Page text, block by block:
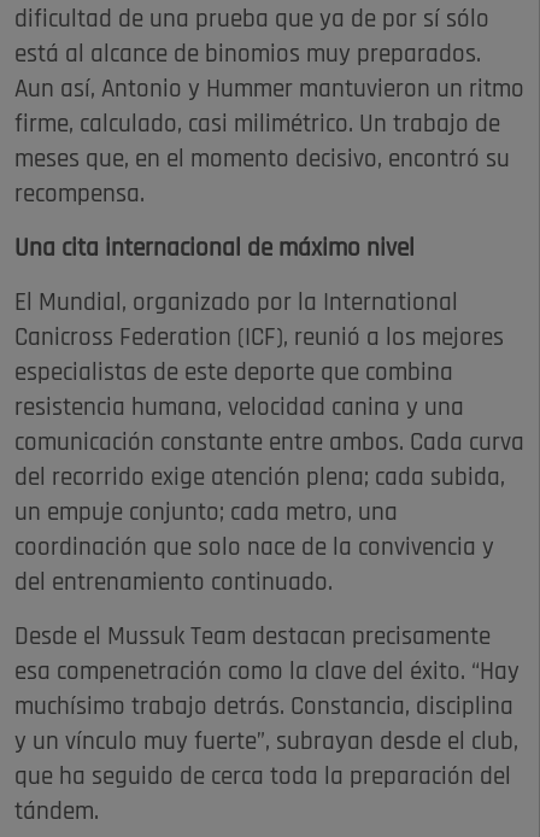
dificultad de una prueba que ya de por sí sólo
está al alcance de binomios muy preparados.
Aun así, Antonio y Hummer mantuvieron un ritmo
firme, calculado, casi milimétrico. Un trabajo de
meses que, en el momento decisivo, encontró su
recompensa.
Una cita internacional de máximo nivel
El Mundial, organizado por la International
Canicross Federation (ICF), reunió a los mejores
especialistas de este deporte que combina
resistencia humana, velocidad canina y una
comunicación constante entre ambos. Cada curva
del recorrido exige atención plena; cada subida,
un empuje conjunto; cada metro, una
coordinación que solo nace de la convivencia y
del entrenamiento continuado.
Desde el Mussuk Team destacan precisamente
esa compenetración como la clave del éxito. “Hay
muchísimo trabajo detrás. Constancia, disciplina
y un vínculo muy fuerte”, subrayan desde el club,
que ha seguido de cerca toda la preparación del
tándem.